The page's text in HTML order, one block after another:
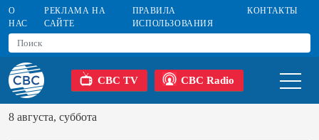
О
НАС
РЕКЛАМА НА
САЙТЕ
ПРАВИЛА
ИСПОЛЬЗОВАНИЯ
КОНТАКТЫ
CBC TV CBC Radio
8 августа, суббота